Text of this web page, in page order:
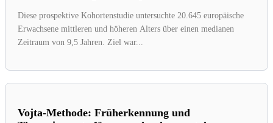
Diese prospektive Kohortenstudie untersuchte 20.645 europäische
Erwachsene mittleren und höheren Alters über einen medianen
Zeitraum von 9,5 Jahren. Ziel war...
Vojta-Methode: Früherkennung und